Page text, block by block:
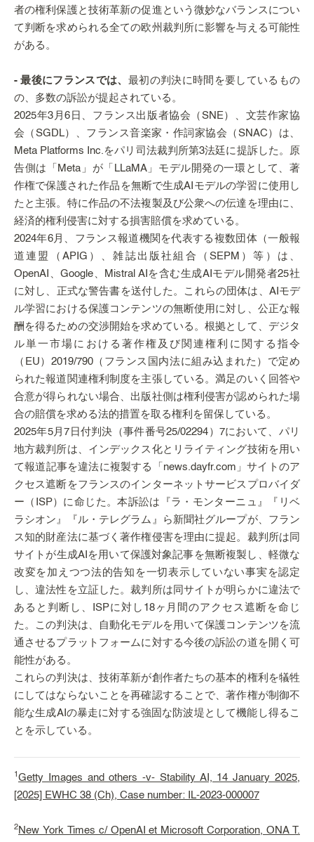
者の権利保護と技術革新の促進という微妙なバランスについ
て判断を求められる全ての欧州裁判所に影響を与える可能性
がある。
- 最後にフランスでは、 最初の判決に時間を要しているもの
の、多数の訴訟が提起されている。
2025年3月6日、フランス出版者協会（SNE）、文芸作家協
会（SGDL）、フランス音楽家・作詞家協会（SNAC）は、
Meta Platforms Inc.をパリ司法裁判所第3法廷に提訴した。原
告側は「Meta」が「LLaMA」モデル開発の一環として、著
作権で保護された作品を無断で生成AIモデルの学習に使用し
たと主張。特に作品の不法複製及び公衆への伝達を理由に、
経済的権利侵害に対する損害賠償を求めている。
2024年6月、フランス報道機関を代表する複数団体（一般報
道連盟（APIG）、雑誌出版社組合（SEPM）等）は、
OpenAI、Google、Mistral AIを含む生成AIモデル開発者25社
に対し、正式な警告書を送付した。これらの団体は、AIモデ
ル学習における保護コンテンツの無断使用に対し、公正な報
酬を得るための交渉開始を求めている。根拠として、デジタ
ル単一市場における著作権及び関連権利に関する指令
（EU）2019/790（フランス国内法に組み込まれた）で定め
られた報道関連権利制度を主張している。満足のいく回答や
合意が得られない場合、出版社側は権利侵害が認められた場
合の賠償を求める法的措置を取る権利を留保している。
2025年5月7日付判決（事件番号25/02294）7において、パリ
地方裁判所は、インデックス化とリライティング技術を用い
て報道記事を違法に複製する「news.dayfr.com」サイトのア
クセス遮断をフランスのインターネットサービスプロバイダ
ー（ISP）に命じた。本訴訟は『ラ・モンターニュ』『リベ
ラシオン』『ル・テレグラム』ら新聞社グループが、フラン
ス知的財産法に基づく著作権侵害を理由に提起。裁判所は同
サイトが生成AIを用いて保護対象記事を無断複製し、軽微な
改変を加えつつ法的告知を一切表示していない事実を認定
し、違法性を立証した。裁判所は同サイトが明らかに違法で
あると判断し、ISPに対し18ヶ月間のアクセス遮断を命じ
た。この判決は、自動化モデルを用いて保護コンテンツを流
通させるプラットフォームに対する今後の訴訟の道を開く可
能性がある。
これらの判決は、技術革新が創作者たちの基本的権利を犠牲
にしてはならないことを再確認することで、著作権が制御不
能な生成AIの暴走に対する強固な防波堤として機能し得るこ
とを示している。
1 Getty Images and others -v- Stability AI, 14 January 2025,
[2025] EWHC 38 (Ch), Case number: IL-2023-000007
2New York Times c/ OpenAI et Microsoft Corporation, ONA T.